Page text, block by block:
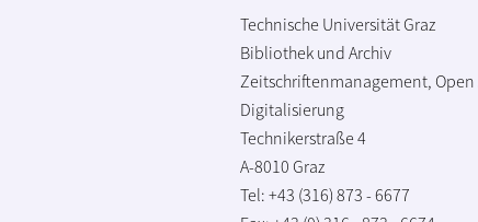
Technische Universität Graz
Bibliothek und Archiv
Zeitschriftenmanagement, Open
Digitalisierung
Technikerstraße 4
A-8010 Graz
Tel: +43 (316) 873 - 6677